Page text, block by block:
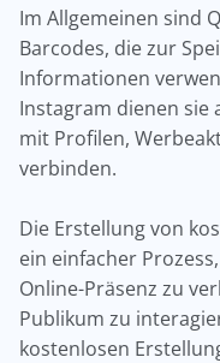
Im Allgemeinen sind
Barcodes, die zur
Informationen
Instagram dienen sie
mit Profilen,
verbinden.
Die Erstellung von
ein einfacher
Online-Präsenz zu
Publikum zu
kostenlosen